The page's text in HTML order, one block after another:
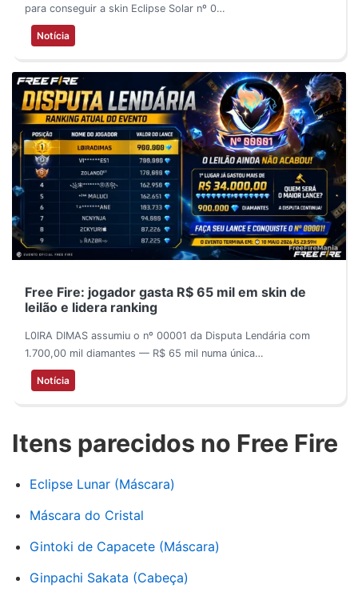
para conseguir a skin Eclipse Solar nº 0…
Notícia
Free Fire: jogador gasta R$ 65 mil em skin de
leilão e lidera ranking
L0IRA DIMAS assumiu o nº 00001 da Disputa Lendária com
1.700,00 mil diamantes — R$ 65 mil numa única…
Notícia
Itens parecidos no Free Fire
Eclipse Lunar (Máscara)
Máscara do Cristal
Gintoki de Capacete (Máscara)
Ginpachi Sakata (Cabeça)